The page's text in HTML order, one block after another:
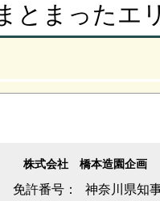
とまったエ
株式会社 橋本造園企画
免許番号：
神奈川県知